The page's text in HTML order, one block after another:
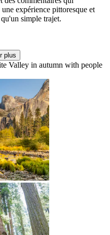
expérience pittoresque et
simple trajet.
plus
Valley in autumn with people